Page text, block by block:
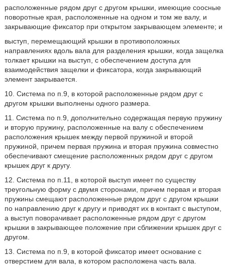
расположенные рядом друг с другом крышки, имеющие соосные
поворотные края, расположенные на одном и том же валу, и
закрывающие фиксатор при открытом закрывающем элементе; и
выступ, перемещающий крышки в противоположных
направлениях вдоль вала для разделения крышки, когда защелка
толкает крышки на выступ, с обеспечением доступа для
взаимодействия защелки и фиксатора, когда закрывающий
элемент закрывается.
10. Система по п.9, в которой расположенные рядом друг с
другом крышки выполнены одного размера.
11. Система по п.9, дополнительно содержащая первую пружину
и вторую пружину, расположенные на валу с обеспечением
расположения крышек между первой пружиной и второй
пружиной, причем первая пружина и вторая пружина совместно
обеспечивают смещение расположенных рядом друг с другом
крышек друг к другу.
12. Система по п.11, в которой выступ имеет по существу
треугольную форму с двумя сторонами, причем первая и вторая
пружины смещают расположенные рядом друг с другом крышки
по направлению друг к другу и приводят их в контакт с выступом,
а выступ поворачивает расположенные рядом друг с другом
крышки в закрывающее положение при сближении крышек друг с
другом.
13. Система по п.9, в которой фиксатор имеет основание с
отверстием для вала, в котором расположена часть вала.